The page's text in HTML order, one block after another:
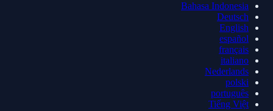
Bahasa Indonesia
Deutsch
English
español
français
italiano
Nederlands
polski
português
Tiếng Việt